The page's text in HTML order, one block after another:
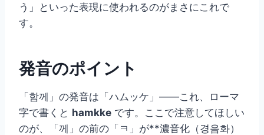
う」といった表現に使われるのがまさにこれで
す。
発音のポイント
「함께」の発音は「ハムッケ」——これ、ローマ
字で書くと hamkke です。ここで注意してほしい
のが、「께」の前の「ㅋ」が**濃音化（경음화）